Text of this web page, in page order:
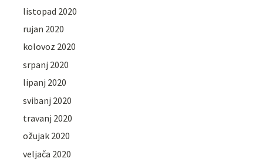
listopad 2020
rujan 2020
kolovoz 2020
srpanj 2020
lipanj 2020
svibanj 2020
travanj 2020
ožujak 2020
veljača 2020